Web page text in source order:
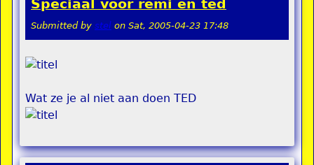
Speciaal voor remi en ted
Submitted by stel on Sat, 2005-04-23 17:48
Wat ze je al niet aan doen TED